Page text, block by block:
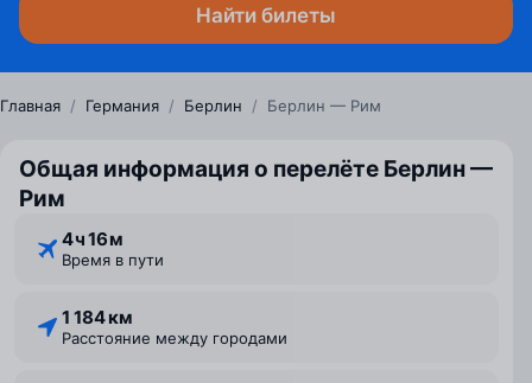
Найти билеты
Главная / Германия / Берлин / Берлин — Рим
Общая информация о перелёте Берлин —
Рим
4 ⁠ч 16 ⁠м
Время в пути
1 184 км
Расстояние между городами